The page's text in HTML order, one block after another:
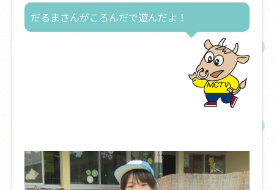
だるまさんがころんだで遊んだよ！